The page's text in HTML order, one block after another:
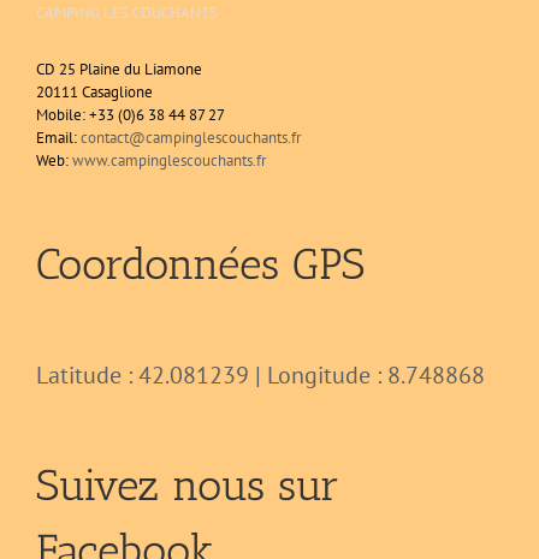
CAMPING LES COUCHANTS
CD 25 Plaine du Liamone
20111 Casaglione
Mobile: +33 (0)6 38 44 87 27
Email:contact@campinglescouchants.fr
Web:www.campinglescouchants.fr
Coordonnées GPS
Latitude : 42.081239 | Longitude : 8.748868
Suivez nous sur